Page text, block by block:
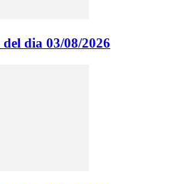
dia 03/08/2026